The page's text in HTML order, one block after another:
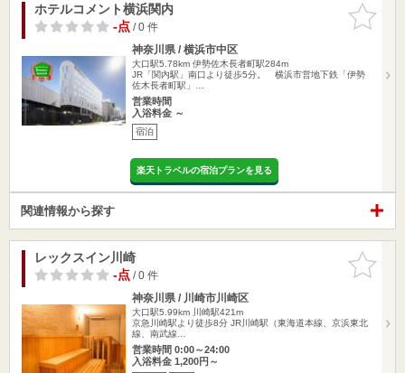
お気に入
りに追加
ホテルコメント横浜関内
-点/ 0 件
神奈川県 / 横浜市中区
大口駅5.78km 伊勢佐木長者町駅284m
JR「関内駅」南口より徒歩5分。 横浜市営地下鉄「伊勢
佐木長者町駅」…
営業時間
入浴料金 ～
宿泊
楽天トラベルの宿泊プランを見る
関連情報から探す
お気に入
りに追加
レックスイン川崎
-点/ 0 件
神奈川県 / 川崎市川崎区
大口駅5.99km
川崎駅421m
京急川崎駅より徒歩8分 JR川崎駅（東海道本線、京浜東北
線、南武線…
営業時間 0:00～24:00
入浴料金 1,200円～